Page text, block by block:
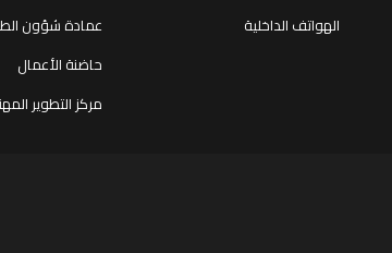
الهواتف الداخلية
عمادة شؤون
حاضنة الأعمال
مركز التطوير